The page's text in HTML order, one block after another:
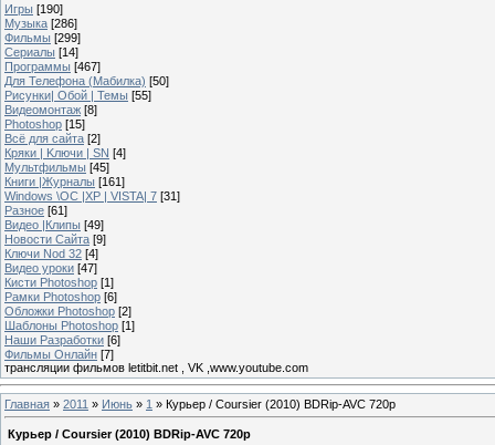
Игры [190]
Музыка [286]
Фильмы [299]
Сериалы [14]
Программы [467]
Для Телефона (Мабилка) [50]
Рисунки| Обой | Темы [55]
Видеомонтаж [8]
Photoshop [15]
Всё для сайта [2]
Кряки | Kлючи | SN [4]
Мультфильмы [45]
Книги |Журналы [161]
Windows \OC |XP | VISTA| 7 [31]
Разное [61]
Видео |Клипы [49]
Новости Сайта [9]
Ключи Nod 32 [4]
Видео уроки [47]
Кисти Photoshop [1]
Рамки Photoshop [6]
Обложки Photoshop [2]
Шаблоны Photoshop [1]
Наши Разработки [6]
Фильмы Онлайн [7]
трансляции фильмов letitbit.net , VK ,www.youtube.com
Главная » 2011 » Июнь » 1 » Курьер / Coursier (2010) BDRip-AVC 720p
Курьер / Coursier (2010) BDRip-AVC 720p